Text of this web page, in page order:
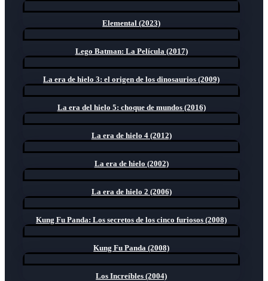
Elemental (2023)
Lego Batman: La Película (2017)
La era de hielo 3: el origen de los dinosaurios (2009)
La era del hielo 5: choque de mundos (2016)
La era de hielo 4 (2012)
La era de hielo (2002)
La era de hielo 2 (2006)
Kung Fu Panda: Los secretos de los cinco furiosos (2008)
Kung Fu Panda (2008)
Los Increíbles (2004)